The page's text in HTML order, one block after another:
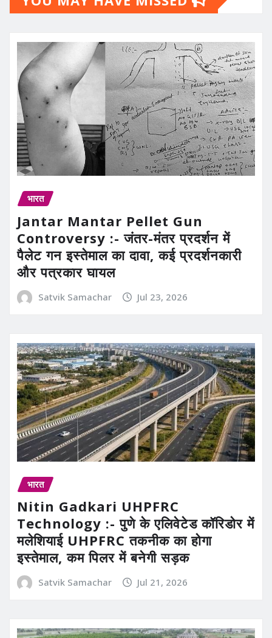
भारत
Jantar Mantar Pellet Gun
Controversy :- जंतर-मंतर प्रदर्शन में
पैलेट गन इस्तेमाल का दावा, कई प्रदर्शनकारी
और पत्रकार घायल
Satvik Samachar Jul 23, 2026
भारत
Nitin Gadkari UHPFRC
Technology :- पुणे के एलिवेटेड कॉरिडोर में
मलेशियाई UHPFRC तकनीक का होगा
इस्तेमाल, कम पिलर में बनेगी सड़क
Satvik Samachar Jul 21, 2026